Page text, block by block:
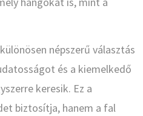
különösen népszerű választás
és a kiemelkedő
keresik. Ez a
biztosítja, hanem a fal